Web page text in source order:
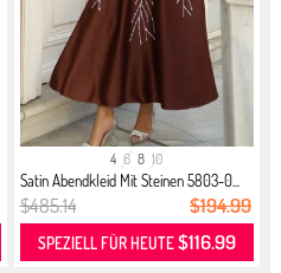
4 6 8 10
Satin Abendkleid Mit Steinen 5803-0...
$485.14 $194.99
SPEZIELL FÜR HEUTE$116.99